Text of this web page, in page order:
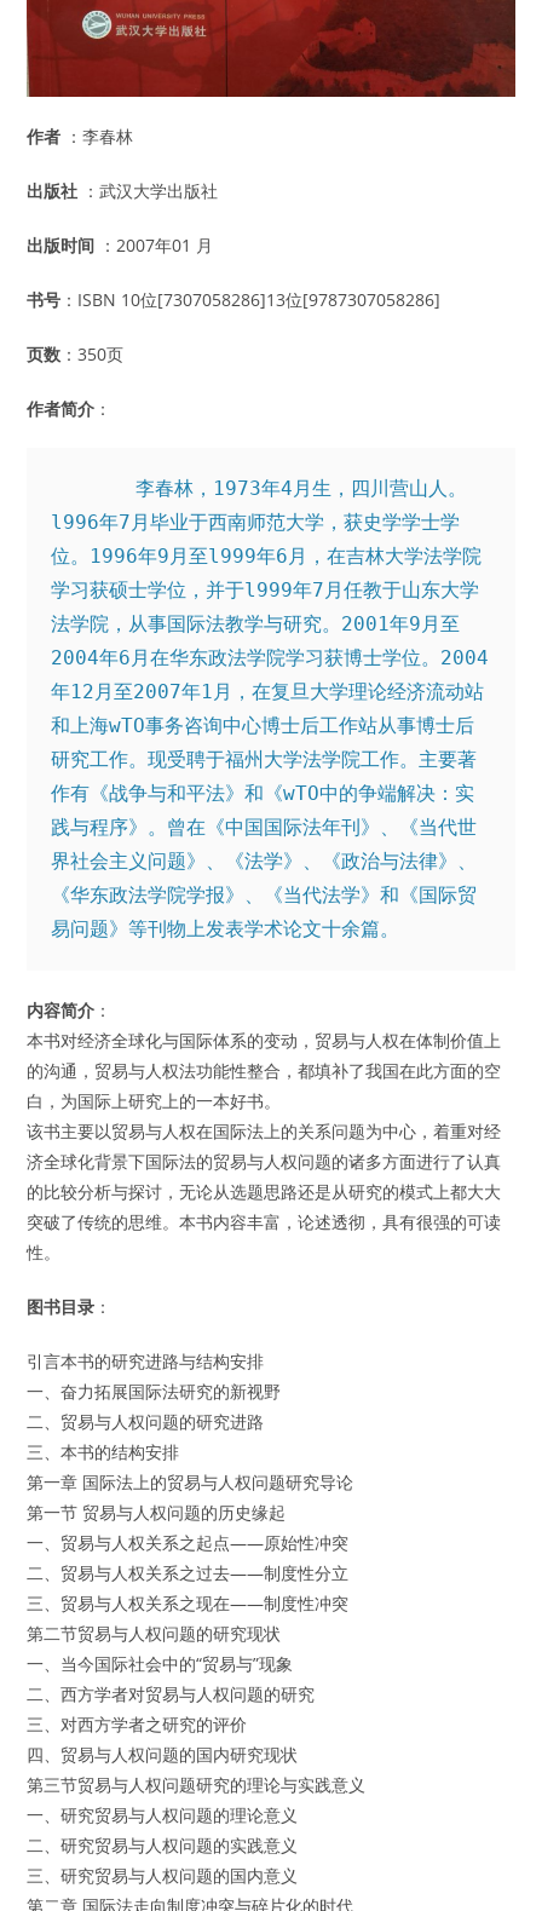
作者 ：李春林
出版社 ：武汉大学出版社
出版时间 ：2007年01 月
书号 ：ISBN 10位[7307058286]13位[9787307058286]
页数 ：350页
作者简介 ：
       李春林，1973年4月生，四川营山人。
l996年7月毕业于西南师范大学，获史学学士学
位。1996年9月至l999年6月，在吉林大学法学院
学习获硕士学位，并于l999年7月任教于山东大学
法学院，从事国际法教学与研究。2001年9月至
2004年6月在华东政法学院学习获博士学位。2004
年12月至2007年1月，在复旦大学理论经济流动站
和上海wTO事务咨询中心博士后工作站从事博士后
研究工作。现受聘于福州大学法学院工作。主要著
作有《战争与和平法》和《wTO中的争端解决：实
践与程序》。曾在《中国国际法年刊》、《当代世
界社会主义问题》、《法学》、《政治与法律》、
《华东政法学院学报》、《当代法学》和《国际贸
易问题》等刊物上发表学术论文十余篇。
内容简介 ：
本书对经济全球化与国际体系的变动，贸易与人权在体制价值上
的沟通，贸易与人权法功能性整合，都填补了我国在此方面的空
白，为国际上研究上的一本好书。
该书主要以贸易与人权在国际法上的关系问题为中心，着重对经
济全球化背景下国际法的贸易与人权问题的诸多方面进行了认真
的比较分析与探讨，无论从选题思路还是从研究的模式上都大大
突破了传统的思维。本书内容丰富，论述透彻，具有很强的可读
性。
图书目录 ：
引言本书的研究进路与结构安排
一、奋力拓展国际法研究的新视野
二、贸易与人权问题的研究进路
三、本书的结构安排
第一章 国际法上的贸易与人权问题研究导论
第一节 贸易与人权问题的历史缘起
一、贸易与人权关系之起点——原始性冲突
二、贸易与人权关系之过去——制度性分立
三、贸易与人权关系之现在——制度性冲突
第二节贸易与人权问题的研究现状
一、当今国际社会中的“贸易与”现象
二、西方学者对贸易与人权问题的研究
三、对西方学者之研究的评价
四、贸易与人权问题的国内研究现状
第三节贸易与人权问题研究的理论与实践意义
一、研究贸易与人权问题的理论意义
二、研究贸易与人权问题的实践意义
三、研究贸易与人权问题的国内意义
第二章 国际法走向制度冲突与碎片化的时代